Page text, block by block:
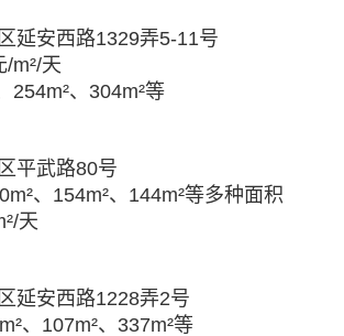
租金贵不贵?
级写字楼租金水平约为每天每平方米人民
业主房源，有精装修二房东房源，也有共享
延安西路1329弄5-11号
m²/天
254m²、304m²等
平武路80号
、154m²、144m²等多种面积
天
延安西路1228弄2号
、107m²、337m²等